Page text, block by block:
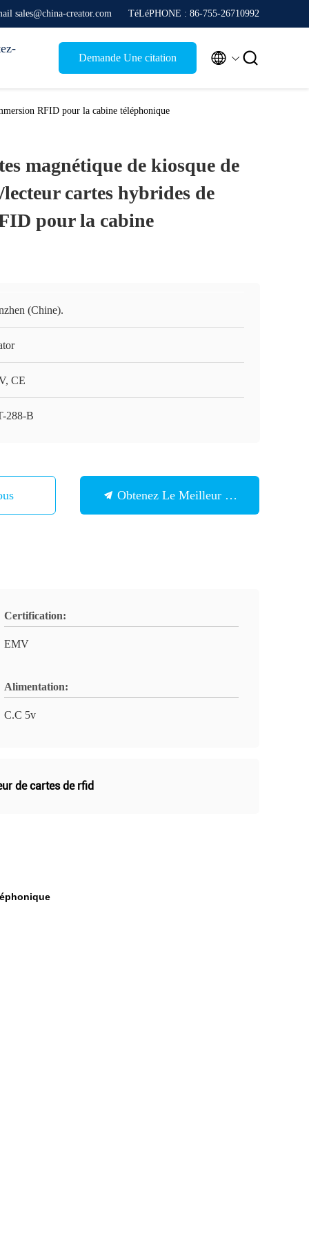
sales@china-creator.com TéLéPHONE : 86-755-26710992
Demande Une citation  
RFID pour la cabine téléphonique
magnétique de kiosque de
cartes hybrides de
pour la cabine
(Chine).
CE
288-B
Obtenez Le Meilleur Prix
Certification:
EMV
Alimentation:
C.C 5v
de cartes de rfid